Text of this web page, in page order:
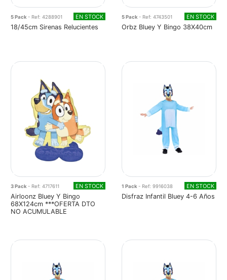
5 Pack - Ref: 4288901 EN STOCK
18/45cm Sirenas Relucientes
5 Pack - Ref: 4743501 EN STOCK
Orbz Bluey Y Bingo 38X40cm
3 Pack- Ref: 4717611 EN STOCK
Airloonz Bluey Y Bingo
68X124cm ***OFERTA DTO
NO ACUMULABLE
1 Pack- Ref: 9916038 EN STOCK
Disfraz Infantil Bluey 4-6 Años